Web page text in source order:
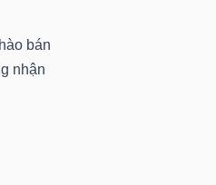
bán
nhận